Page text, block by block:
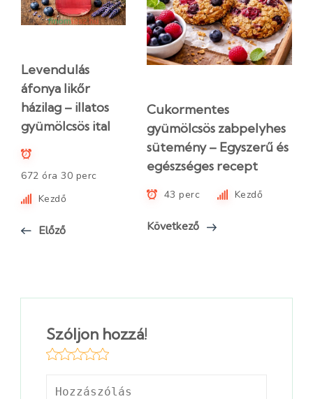
Levendulás
áfonya likőr
házilag – illatos
gyümölcsös ital
672 óra 30 perc
Kezdő
Előző
Cukormentes
gyümölcsös zabpelyhes
sütemény – Egyszerű és
egészséges recept
43 perc Kezdő
Következő
Szóljon hozzá!